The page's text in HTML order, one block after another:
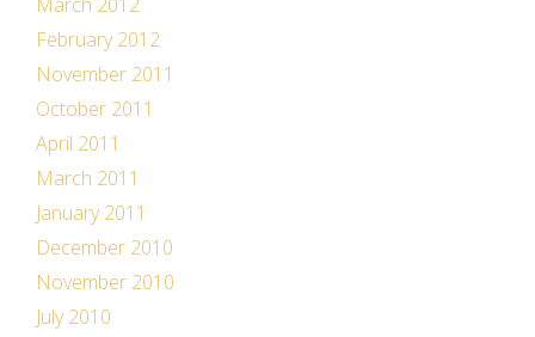
February 2012
November 2011
October 2011
April 2011
March 2011
January 2011
December 2010
November 2010
July 2010